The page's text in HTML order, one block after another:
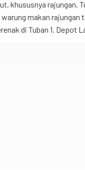
khususnya rajungan,
makan rajungan
di Tuban 1. Depot